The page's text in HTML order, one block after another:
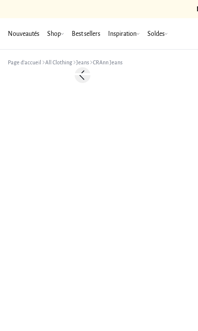
Nouveautés Shop Best sellers Inspiration Soldes
Page d’accueil All Clothing Jeans CRAnn Jeans
-50%Previous slide